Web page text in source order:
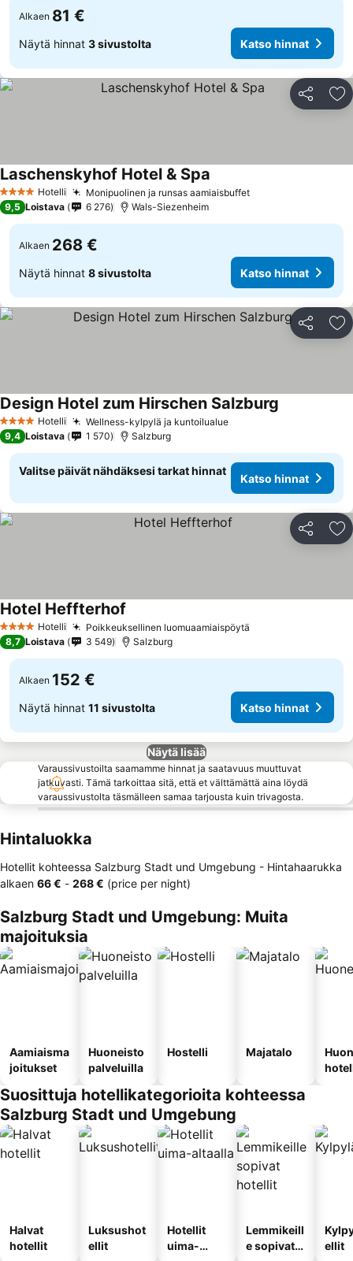
Alkaen 81 €
Näytä hinnat 3 sivustolta Katso hinnat
Jaa
4 Tähtiluokitus
Hotelli Monipuolinen ja runsas aamiaisbuffet
Laschenskyhof Hotel & Spa
9,5 Loistava 6 276 Wals-Siezenheim
Alkaen 268 €
Näytä hinnat 8 sivustolta Katso hinnat
Jaa
4 Tähtiluokitus
Hotelli Wellness-kylpylä ja kuntoilualue
Design Hotel zum Hirschen Salzburg
9,4 Loistava 1 570 Salzburg
Valitse päivät nähdäksesi tarkat hinnat
Katso hinnat
Jaa
4 Tähtiluokitus
Hotelli Poikkeuksellinen luomuaamiaispöytä
Hotel Heffterhof
8,7 Loistava 3 549 Salzburg
Alkaen 152 €
Näytä hinnat 11 sivustolta Katso hinnat
Näytä lisää
Varaussivustoilta saamamme hinnat ja saatavuus muuttuvat
jatkuvasti. Tämä tarkoittaa sitä, että et välttämättä aina löydä
varaussivustolta täsmälleen samaa tarjousta kuin trivagosta.
Hintaluokka
Hotellit kohteessa Salzburg Stadt und Umgebung - Hintahaarukka
alkaen ‎66 € - ‎268 € (price per night)
Salzburg Stadt und Umgebung: Muita
majoituksia
Aamiaisma
joitukset
Huoneisto
palveluilla
Hostelli Majatalo
Suosittuja hotellikategorioita kohteessa
Salzburg Stadt und Umgebung
Halvat
hotellit
Luksushot
ellit
Hotellit
uima-
Lemmikeill
e sopivat
ellit